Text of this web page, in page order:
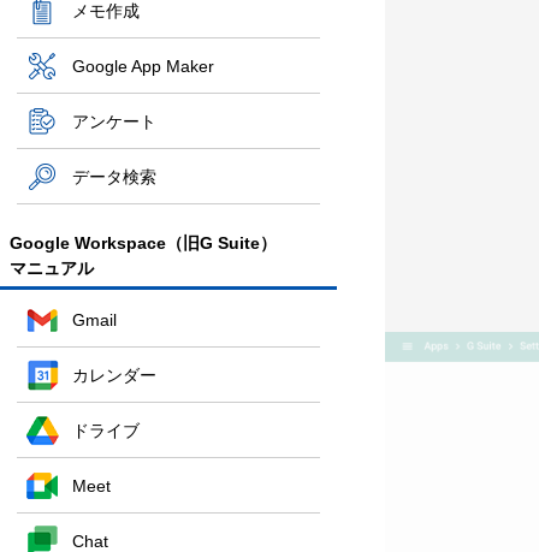
メモ作成
Google App Maker
アンケート
データ検索
Google Workspace（旧G Suite）
マニュアル
Gmail
カレンダー
ドライブ
Meet
Chat